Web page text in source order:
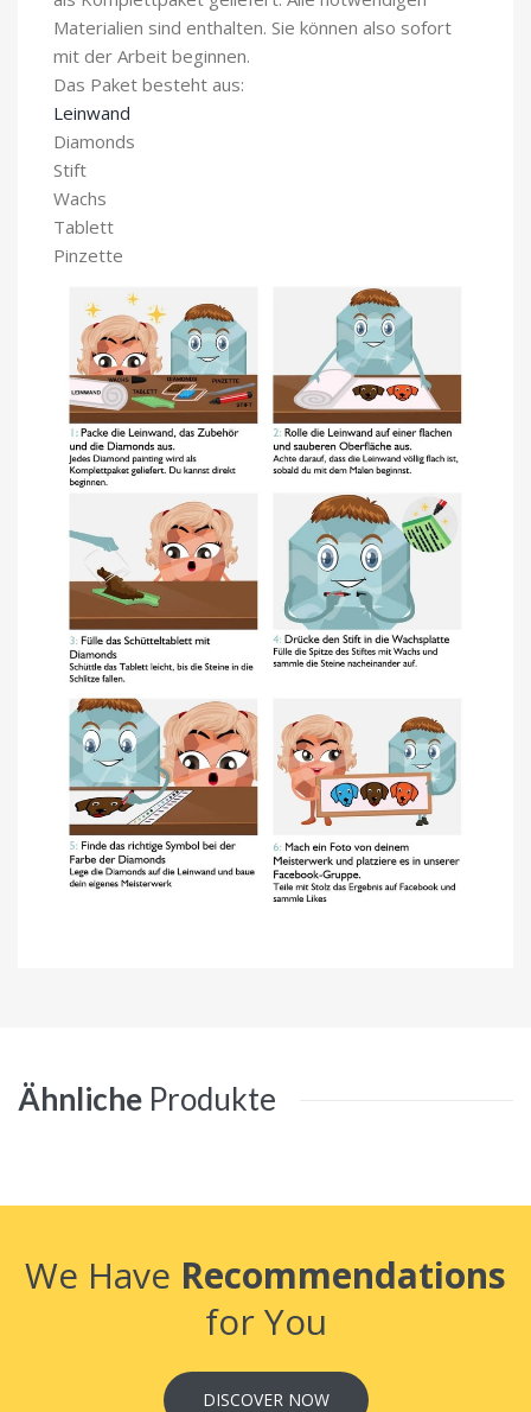
Materialien sind enthalten. Sie können also sofort
mit der Arbeit beginnen.
Das Paket besteht aus:
Leinwand
Diamonds
Stift
Wachs
Tablett
Pinzette
Ähnliche Produkte
We Have Recommendations
for You
DISCOVER NOW